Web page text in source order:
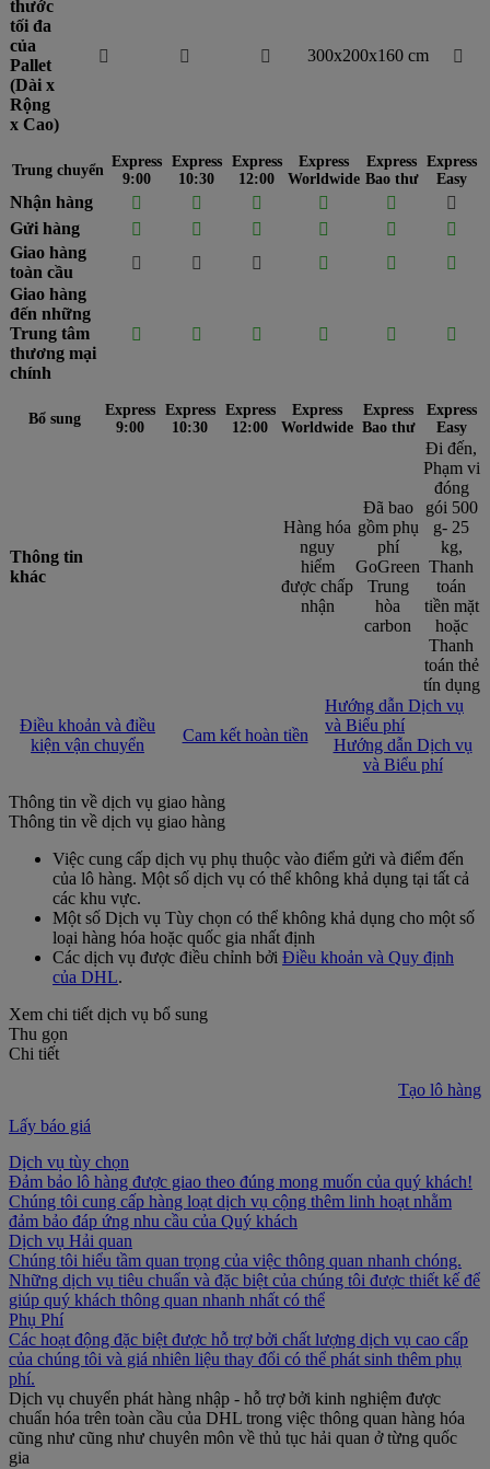
thước
tối đa
của
Pallet
(Dài x
Rộng
x Cao)
   300x200x160 cm 
Trung chuyển
Express
9:00
Express
10:30
Express
12:00
Express
Worldwide
Express
Bao thư
Express
Easy
Nhận hàng     

Gửi hàng
    

Giao hàng
toàn cầu
    

Giao hàng
đến những
Trung tâm
thương mại
chính
     
Bổ sung
Express
9:00
Express
10:30
Express
12:00
Express
Worldwide
Express
Bao thư
Express
Easy
Thông tin
khác
Hàng hóa
nguy
hiểm
được chấp
nhận
Đã bao
gồm phụ
phí
GoGreen
Trung
hòa
carbon
Đi đến,
Phạm vi
đóng
gói 500
g- 25
kg,
Thanh
toán
tiền mặt
hoặc
Thanh
toán thẻ
tín dụng
Điều khoản và điều
kiện vận chuyển
Cam kết hoàn tiền
Hướng dẫn Dịch vụ
và Biểu phí
Hướng dẫn Dịch vụ
và Biểu phí
Thông tin về dịch vụ giao hàng
Thông tin về dịch vụ giao hàng
Việc cung cấp dịch vụ phụ thuộc vào điểm gửi và điểm đến
của lô hàng. Một số dịch vụ có thể không khả dụng tại tất cả
các khu vực.
Một số Dịch vụ Tùy chọn có thể không khả dụng cho một số
loại hàng hóa hoặc quốc gia nhất định
Các dịch vụ được điều chỉnh bởi Điều khoản và Quy định
của DHL.
Xem chi tiết dịch vụ bổ sung
Thu gọn
Chi tiết
Tạo lô hàng
Lấy báo giá
Dịch vụ tùy chọn
Đảm bảo lô hàng được giao theo đúng mong muốn của quý khách!
Chúng tôi cung cấp hàng loạt dịch vụ cộng thêm linh hoạt nhằm
đảm bảo đáp ứng nhu cầu của Quý khách
Dịch vụ Hải quan
Chúng tôi hiểu tầm quan trọng của việc thông quan nhanh chóng.
Những dịch vụ tiêu chuẩn và đặc biệt của chúng tôi được thiết kế để
giúp quý khách thông quan nhanh nhất có thể
Phụ Phí
Các hoạt động đặc biệt được hỗ trợ bởi chất lượng dịch vụ cao cấp
của chúng tôi và giá nhiên liệu thay đổi có thể phát sinh thêm phụ
phí.
Dịch vụ chuyển phát hàng nhập - hỗ trợ bởi kinh nghiệm được
chuẩn hóa trên toàn cầu của DHL trong việc thông quan hàng hóa
cũng như cũng như chuyên môn về thủ tục hải quan ở từng quốc
gia